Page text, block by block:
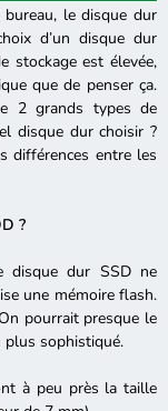
bureau, le disque dur
d’un disque dur
stockage est élevée,
que de penser ça.
2 grands types de
disque dur choisir ?
différences entre les
?
disque dur SSD ne
une mémoire flash.
pourrait presque le
plus sophistiqué.
à peu près la taille